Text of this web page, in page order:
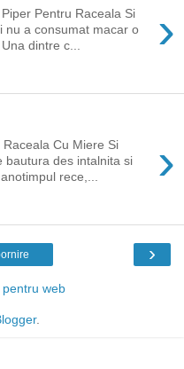
›
Pentru Raceala Si
nu a consumat macar o
dintre c...
›
Cu Miere Si
bautura des intalnita si
rece,...
›
web
.